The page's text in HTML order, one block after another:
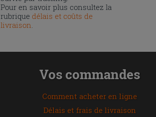
Pour en savoir plus consultez la
rubrique délais et coûts de
livraison.
Vos commandes
Comment acheter en ligne
Délais et frais de livraison